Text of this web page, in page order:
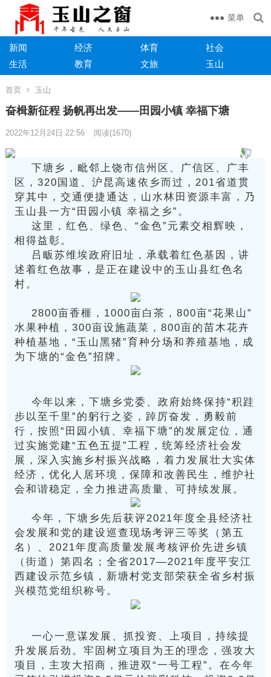
菜单
新闻 经济 体育
社会
生活
教育 文旅 玉山
首页 玉山
奋楫新征程 扬帆再出发——田园小镇 幸福下塘
2022年12月24日 22:56 阅读(1670)
下塘乡，毗邻上饶市信州区、广信区、广丰
区，320国道、沪昆高速依乡而过，201省道贯
穿其中，交通便捷通达，山水林田资源丰富，乃
玉山县一方“田园小镇 幸福之乡”。
这里，红色、绿色、“金色”元素交相辉映，
相得益彰。
吕畈苏维埃政府旧址，承载着红色基因，讲
述着红色故事，是正在建设中的玉山县红色名
村。
2800亩香榧，1000亩白茶，800亩“花果山”
水果种植，300亩设施蔬菜，800亩的苗木花卉
种植基地，“玉山黑猪”育种分场和养殖基地，成
为下塘的“金色”招牌。
今年以来，下塘乡党委、政府始终保持“积跬
步以至千里”的躬行之姿，踔厉奋发，勇毅前
行，按照“田园小镇、幸福下塘”的发展定位，通
过实施党建“五色五提”工程，统筹经济社会发
展，深入实施乡村振兴战略，着力发展壮大实体
经济，优化人居环境，保障和改善民生，维护社
会和谐稳定，全力推进高质量、可持续发展。
今年，下塘乡先后获评2021年度全县经济社
会发展和党的建设巡查现场考评三等奖（第五
名）、2021年度高质量发展考核评价先进乡镇
（街道）第四名；全省2017—2021年度平安江
西建设示范乡镇，新塘村党支部荣获全省乡村振
兴模范党组织称号。
一心一意谋发展、抓投资、上项目，持续提
升发展后劲。 牢固树立项目为王的理念，强攻大
项目，主攻大招商，推进双“一号工程”。 在今年